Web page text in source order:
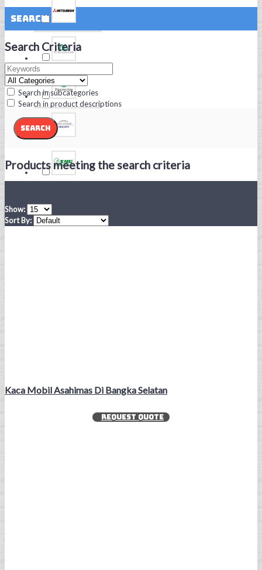
Search
Search Criteria
Search in subcategories
Search in product descriptions
Products meeting the search criteria
Show:
Sort By:
Kaca Mobil Asahimas Di Bangka Selatan
REQUEST QUOTE